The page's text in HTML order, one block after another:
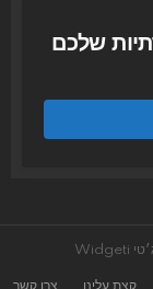
שלכם
קצת עלינו צרו קשר